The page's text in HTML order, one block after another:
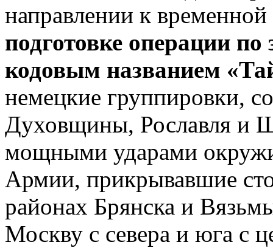
направлении к
подготовке операции
кодовым названием
немецкие группировки,
Духовщины, Рославля и
мощными ударами
Армии, прикрывавшие
районах Брянска и
Москву с севера и юга с